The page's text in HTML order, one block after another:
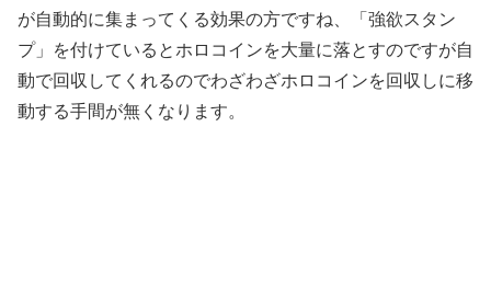
が自動的に集まってくる効果の方ですね、「強欲スタン
プ」を付けているとホロコインを大量に落とすのですが自
動で回収してくれるのでわざわざホロコインを回収しに移
動する手間が無くなります。